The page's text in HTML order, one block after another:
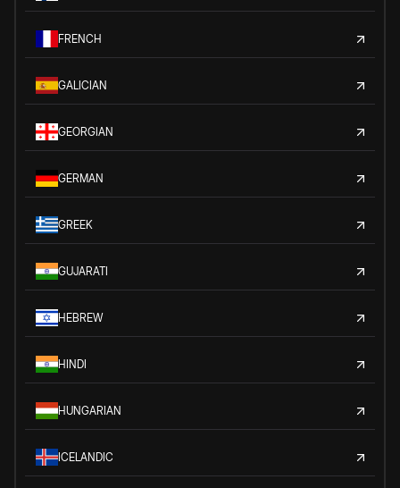
FRENCH
GALICIAN
GEORGIAN
GERMAN
GREEK
GUJARATI
HEBREW
HINDI
HUNGARIAN
ICELANDIC